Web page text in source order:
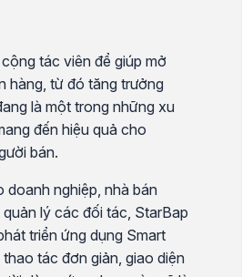
tác viên để giúp mở
hàng, từ đó tăng trưởng
là một trong những xu
đến hiệu quả cho
bán.
doanh nghiệp, nhà bán
lý các đối tác, StarBap
triển ứng dụng Smart
tác đơn giản, giao diện